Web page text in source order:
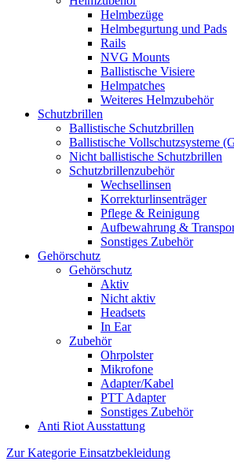
Helmbezüge
Helmbegurtung und Pads
Rails
NVG Mounts
Ballistische Visiere
Helmpatches
Weiteres Helmzubehör
Schutzbrillen
Ballistische Schutzbrillen
Ballistische Vollschutzsysteme
Nicht ballistische Schutzbrillen
Schutzbrillenzubehör
Wechsellinsen
Korrekturlinsenträger
Pflege & Reinigung
Aufbewahrung &
Sonstiges Zubehör
Gehörschutz
Gehörschutz
Aktiv
Nicht aktiv
Headsets
In Ear
Zubehör
Ohrpolster
Mikrofone
Adapter/Kabel
PTT Adapter
Sonstiges Zubehör
Anti Riot Ausstattung
Zur Kategorie Einsatzbekleidung